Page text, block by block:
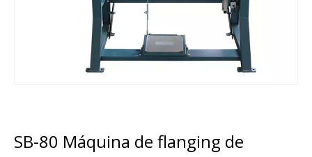
SB-80 Máquina de flanging de